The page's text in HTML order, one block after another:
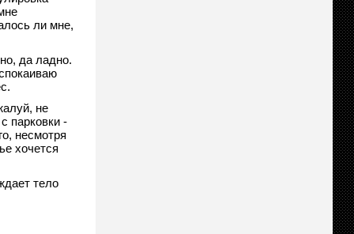
ли мне,
да ладно.
не
парковки -
несмотря
хочется
тело